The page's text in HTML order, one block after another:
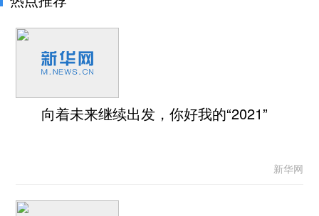
向着未来继续出发，你好我的“2021”
新华网